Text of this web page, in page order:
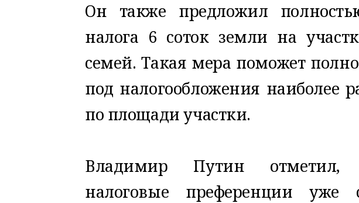
Он также предложил
налога 6 соток земли на
семей. Такая мера поможет
под налогообложения наиболее
по площади участки.
Владимир Путин отметил,
налоговые преференции уже